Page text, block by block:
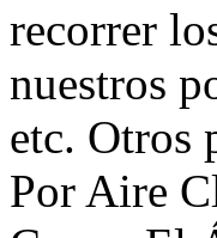
recorrer
nuestros
etc. Otros
Por Aire